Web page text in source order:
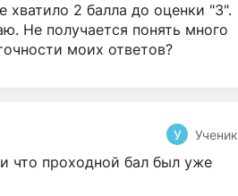
хватило 2 балла до оценки "3".
Не получается понять много
моих ответов?
У Ученик
что проходной бал был уже